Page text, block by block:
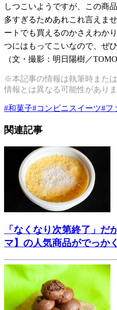
しつこいようですが、この商
多すぎるためあれこれ言えま
ートでも買えるのかさえわか
つにはもってこいなので、ぜひ
（文・撮影：明日陽樹／
※本記事の情報は執筆時また
情報とは異なる可能性があり
#和菓子#コンビニスイーツ#フ
関連記事
「なくなり次第終了」だ
マ】の人気商品がでっか